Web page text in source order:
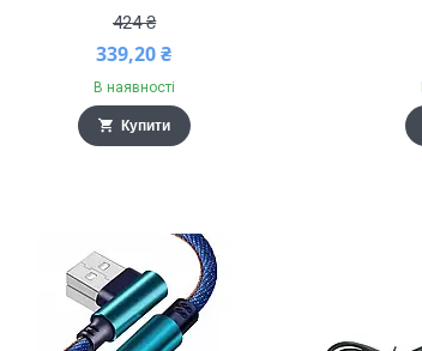
424 ₴
339,20 ₴
В наявності
Купити